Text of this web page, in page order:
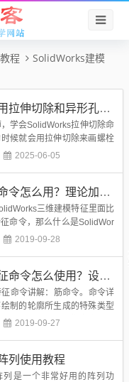
程
SolidWorks建模
SolidWorks画孔用拉伸切除和异形孔向导有什么区别？
学会SolidWorks拉伸切除命
候就会用拉伸切除来画螺栓
可以用SolidWorks异形孔向
量，符合机械制图标...
2025-06-05
SolidWorks抽壳命令怎么用？理论加实例告诉你抽壳使用技巧
三维建模特征里面比
命令，那么什么是SolidWor
怎么使用呢？下面溪风就给
实例给大...
2019-09-28
SolidWorks筋特征命令怎么使用？设计师新手需要了解的命令
命令讲解：筋命令。命令详
制的轮廓所生成的特殊类型
有零件之间添加指定方向和
位置和特征属性如下图所
2019-09-27
列使用教程
是一个非常好用的阵列功